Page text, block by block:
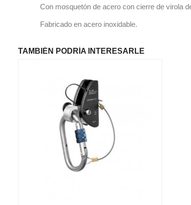
Con mosquetón de acero con cierre de virola
Fabricado en acero inoxidable.
TAMBIÉN PODRÍA INTERESARLE